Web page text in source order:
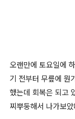
오랜만에 토요일에
기 전부터 무릎에 뭔
했는데 회복은 되고
찌뿌둥해서 나가보